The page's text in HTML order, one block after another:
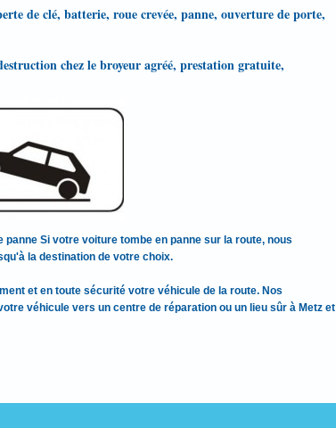
de clé, batterie, roue crevée, panne, ouverture de porte,
chez le broyeur agréé, prestation gratuite,
Si votre voiture tombe en panne sur la route, nous
la destination de votre choix.
et en toute sécurité votre véhicule de la route. Nos
véhicule vers un centre de réparation ou un lieu sûr à Metz et